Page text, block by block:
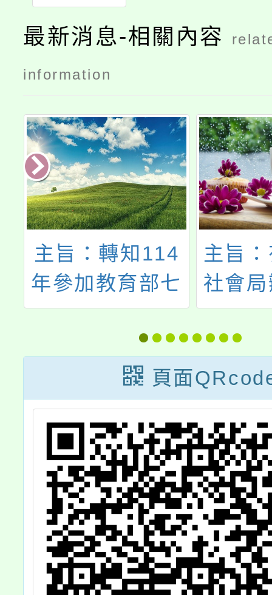
最新消息-相關內容
information
主旨：轉知114
年參加教育部七
星苗圃遊憩區
「童軍野外生活
營」一案，請鼓
勵所屬童軍踴躍
報名參加，請查
照。
主旨
社會
響應
權日
發電
案影
一案
名即
貴校
關資
少踴
頁面